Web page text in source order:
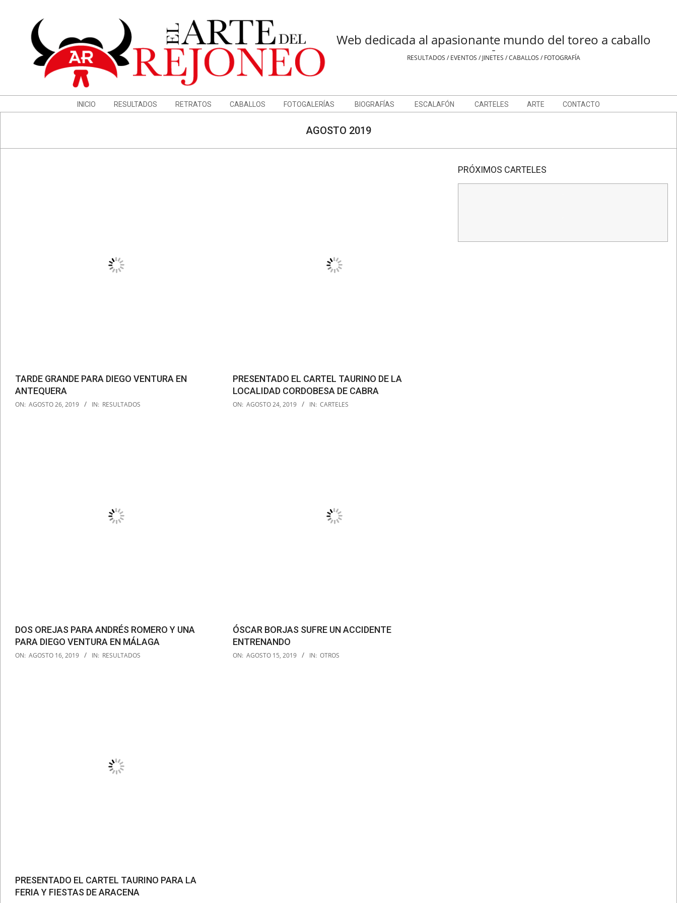
Web dedicada al apasionante mundo del toreo a caballo
-
RESULTADOS / EVENTOS / JINETES / CABALLOS / FOTOGRAFÍA
Menu
INICIO RESULTADOS RETRATOS CABALLOS FOTOGALERÍAS BIOGRAFÍAS ESCALAFÓN CARTELES ARTE CONTACTO
AGOSTO 2019
TARDE GRANDE PARA DIEGO VENTURA EN
ANTEQUERA
2019-
ON: AGOSTO 26, 2019 IN: RESULTADOS
PRESENTADO EL CARTEL TAURINO DE LA
LOCALIDAD CORDOBESA DE CABRA
2019-
ON: AGOSTO 24, 2019 IN: CARTELES
DOS OREJAS PARA ANDRÉS ROMERO Y UNA
PARA DIEGO VENTURA EN MÁLAGA
2019-
ON: AGOSTO 16, 2019 IN: RESULTADOS
ÓSCAR BORJAS SUFRE UN ACCIDENTE
ENTRENANDO
2019-
ON: AGOSTO 15, 2019 IN: OTROS
PRESENTADO EL CARTEL TAURINO PARA LA
FERIA Y FIESTAS DE ARACENA
PRÓXIMOS CARTELES